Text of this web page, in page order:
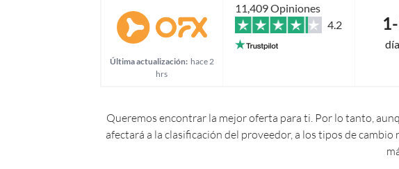
Última actualización: hace 2
hrs
11,409 Opiniones
4.2
Queremos encontrar la mejor oferta para ti. Por lo tanto,
afectará a la clasificación del proveedor, a los tipos de